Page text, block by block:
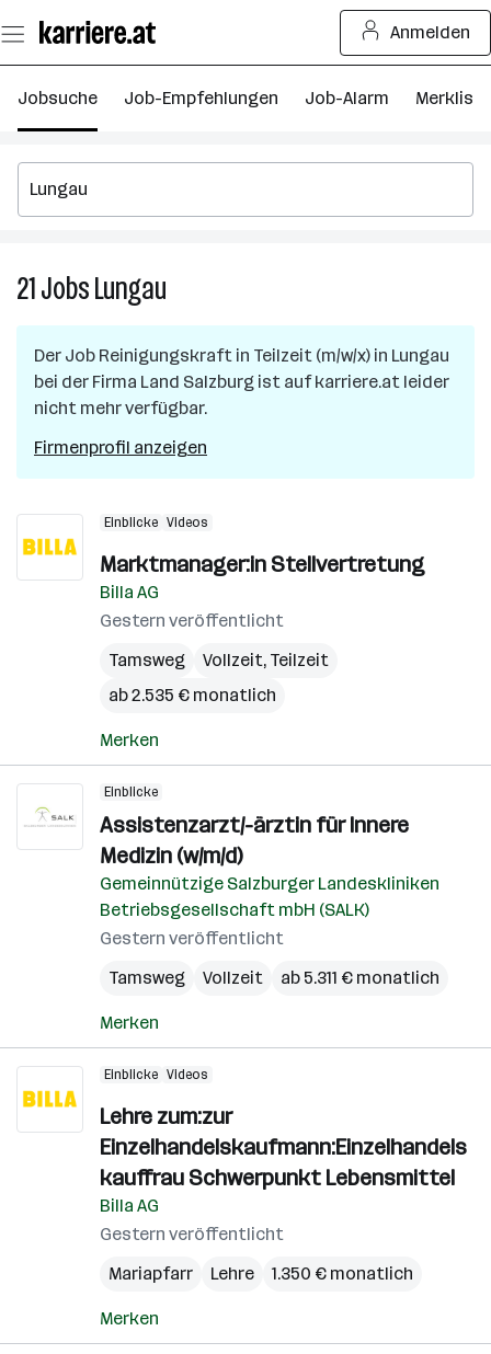
Seiteninhalt
springen
Anmelden
Jobsuche Job-Empfehlungen Job-Alarm Merkliste
21JobsLungau
Lungau
Der Job Reinigungskraft in Teilzeit (m/w/x) in Lungau
bei der Firma Land Salzburg ist auf karriere.at leider
nicht mehr verfügbar.
Firmenprofil anzeigen
Einblicke Videos
Marktmanager:in Stellvertretung
Billa AG
Gestern veröffentlicht
Tamsweg
Vollzeit, Teilzeit
ab 2.535 € monatlich
Merken
Einblicke
Assistenzarzt/-ärztin für Innere
Medizin (w/m/d)
Gemeinnützige Salzburger Landeskliniken
Betriebsgesellschaft mbH (SALK)
Gestern veröffentlicht
Tamsweg
Vollzeit ab 5.311 € monatlich
Merken
Einblicke Videos
Lehre zum:zur
Einzelhandelskaufmann:Einzelhandels
kauffrau Schwerpunkt Lebensmittel
Billa AG
Gestern veröffentlicht
Mariapfarr
Lehre 1.350 € monatlich
Merken